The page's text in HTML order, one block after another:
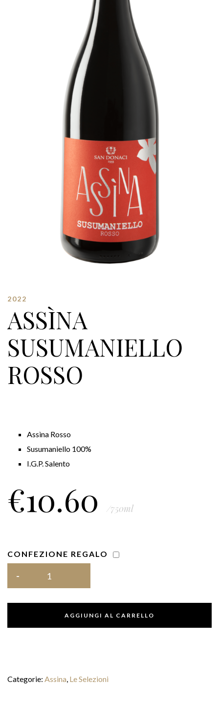
2022
ASSÌNA
SUSUMANIELLO
ROSSO
Assìna Rosso
Susumaniello 100%
I.G.P. Salento
€10.60 /750ml
CONFEZIONE REGALO
AGGIUNGI AL CARRELLO
Categorie: Assina, Le Selezioni